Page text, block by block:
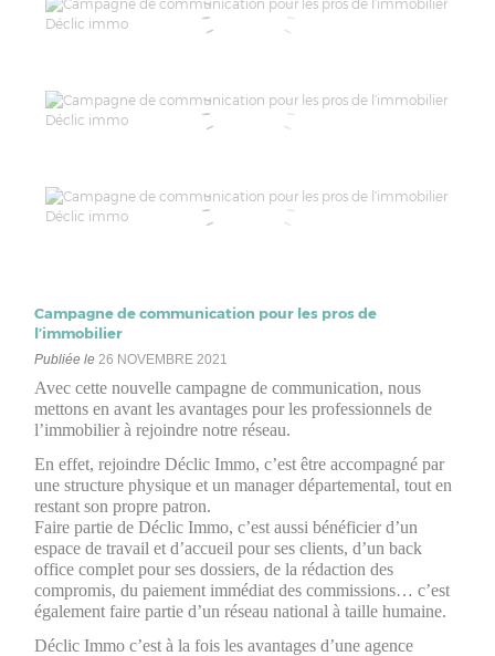
Campagne de communication pour les pros de
l’immobilier
Publiée le 26 NOVEMBRE 2021
Avec cette nouvelle campagne de communication, nous
mettons en avant les avantages pour les professionnels de
l’immobilier à rejoindre notre réseau.
En effet, rejoindre Déclic Immo, c’est être accompagné par
une structure physique et un manager départemental, tout en
restant son propre patron.
Faire partie de Déclic Immo, c’est aussi bénéficier d’un
espace de travail et d’accueil pour ses clients, d’un back
office complet pour ses dossiers, de la rédaction des
compromis, du paiement immédiat des commissions… c’est
également faire partie d’un réseau national à taille humaine.
Déclic Immo c’est à la fois les avantages d’une agence